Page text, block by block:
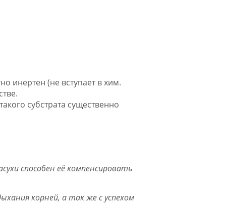
инертен (не вступает в хим.
субстрата существенно
способен её компенсировать
корней, а так же с успехом